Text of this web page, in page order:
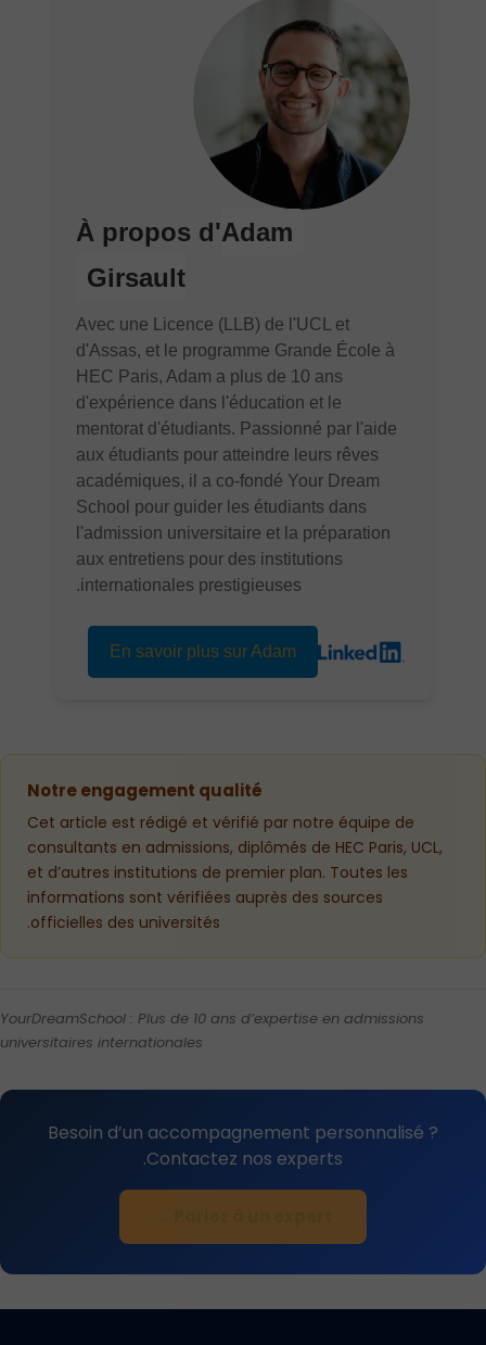
À propos d'Adam
Girsault
Avec une Licence (LLB) de l'UCL et
d'Assas, et le programme Grande École à
HEC Paris, Adam a plus de 10 ans
d'expérience dans l'éducation et le
mentorat d'étudiants. Passionné par l'aide
aux étudiants pour atteindre leurs rêves
académiques, il a co-fondé Your Dream
School pour guider les étudiants dans
l'admission universitaire et la préparation
aux entretiens pour des institutions
internationales prestigieuses.
En savoir plus sur Adam
Notre engagement qualité
Cet article est rédigé et vérifié par notre équipe de
consultants en admissions, diplômés de HEC Paris, UCL,
et d’autres institutions de premier plan. Toutes les
informations sont vérifiées auprès des sources
officielles des universités.
YourDreamSchool : Plus de 10 ans d’expertise en admissions
universitaires internationales
Besoin d’un accompagnement personnalisé ?
Contactez nos experts.